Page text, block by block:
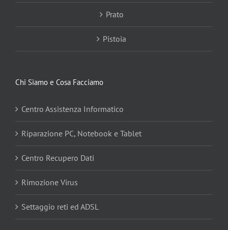
Prato
Pistoia
Chi Siamo e Cosa Facciamo
Centro Assistenza Informatico
Riparazione PC, Notebook e Tablet
Centro Recupero Dati
Rimozione Virus
Settaggio reti ed ADSL